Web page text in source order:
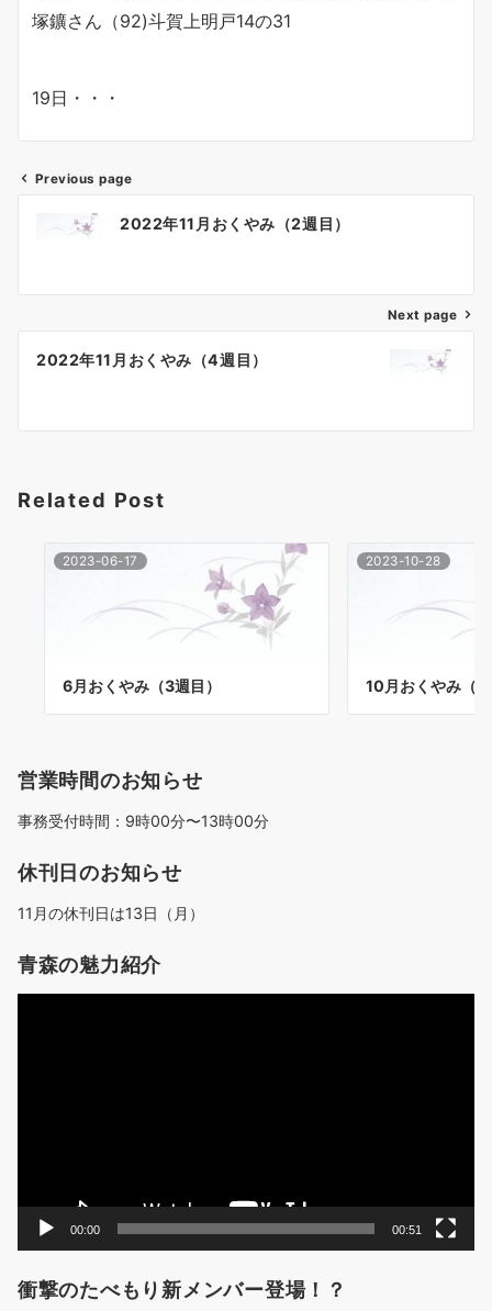
塚鑛さん（92)斗賀上明戸14の31
19日・・・
ゲ
シ
ン
Previous page
2022年11月おくやみ（2週目）
Next page
2022年11月おくやみ（4週目）
Related Post
2023-06-17
6月おくやみ（3週目）
2023-10-28
10月おくやみ（4
営業時間のお知らせ
事務受付時間：9時00分〜13時00分
休刊日のお知らせ
11月の休刊日は13日（月）
青森の魅力紹介
00:00 00:51
衝撃のたべもり新メンバー登場！？